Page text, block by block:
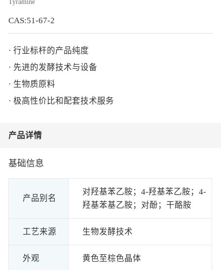
Tyramine
CAS:51-67-2
· 行业标杆的产品纯度
· 先进的发酵技术与设备
· 生物质原料
· 极高性价比和配套技术服务
产品详情
基础信息
产品别名
对羟基苯乙胺；4-羟基苯乙胺；4-
羟基苯基乙胺；对酚；干酪胺
工艺来源 生物发酵技术
外观 黄色至棕色晶体